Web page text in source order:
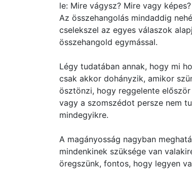
le: Mire vágysz? Mire vagy
Az összehangolás mindaddig
cselekszel az egyes válaszok
összehangold egymással.
Légy tudatában annak, hogy mi
csak akkor dohányzik, amikor
ösztönzi, hogy reggelente
vagy a szomszédot persze nem
mindegyikre.
A magányosság nagyban
mindenkinek szüksége van
öregszünk, fontos, hogy legyen